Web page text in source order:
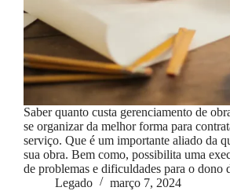
Saber quanto custa gerenciamento de
se organizar da melhor forma para
serviço. Que é um importante aliado da
sua obra. Bem como, possibilita uma
de problemas e dificuldades para o
Legado
março 7, 2024